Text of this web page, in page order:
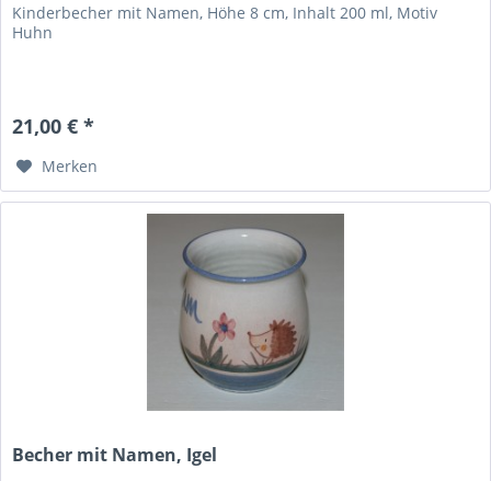
Kinderbecher mit Namen, Höhe 8 cm, Inhalt 200 ml, Motiv
Huhn
21,00 € *
Merken
Becher mit Namen, Igel